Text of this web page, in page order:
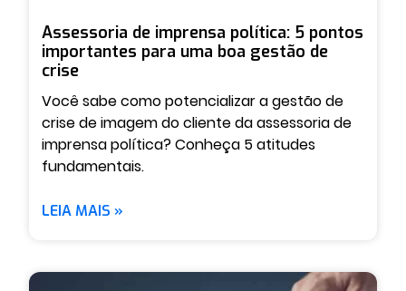
Assessoria de imprensa política: 5 pontos
importantes para uma boa gestão de
crise
Você sabe como potencializar a gestão de
crise de imagem do cliente da assessoria de
imprensa política? Conheça 5 atitudes
fundamentais.
LEIA MAIS »